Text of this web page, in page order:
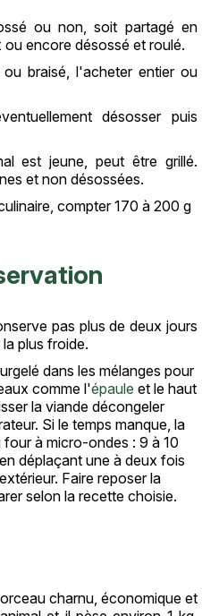
ou non, soit partagé en
encore désossé et roulé.
braisé, l'acheter entier ou
désosser puis
est jeune, peut être grillé.
et non désossées.
compter 170 à 200 g
pas plus de deux jours
plus froide.
dans les mélanges pour
comme l'épaule et le haut
la viande décongeler
Si le temps manque, la
à micro-ondes : 9 à 10
déplaçant une à deux fois
Faire reposer la
selon la recette choisie.
charnu, économique et